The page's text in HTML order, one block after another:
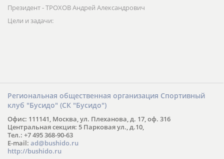
Президент - ТРОХОВ Андрей Александрович
Цели и задачи:
Региональная общественная организация Спортивный
клуб "Бусидо" (СК "Бусидо")
Офис: 111141, Москва, ул. Плеханова, д. 17, оф. 316
Центральная секция: 5 Парковая ул., д.10,
Тел.: +7 495 368-90-63
E-mail: ad@bushido.ru
http://bushido.ru